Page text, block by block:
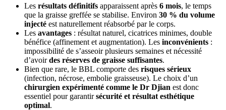
Les résultats définitifs apparaissent après 6 mois, le temps
que la graisse greffée se stabilise. Environ 30 % du volume
injecté est naturellement réabsorbé par le corps.
Les avantages : résultat naturel, cicatrices minimes, double
bénéfice (affinement et augmentation). Les inconvénients :
impossibilité de s’asseoir plusieurs semaines et nécessité
d’avoirdes réserves de graisse suffisantes.
Bien que rare, le BBL comporte des risques sérieux
(infection, nécrose, embolie graisseuse). Le choix d’un
chirurgien expérimenté comme le Dr Djian est donc
essentiel pour garantirsécurité et résultat esthétique
optimal.